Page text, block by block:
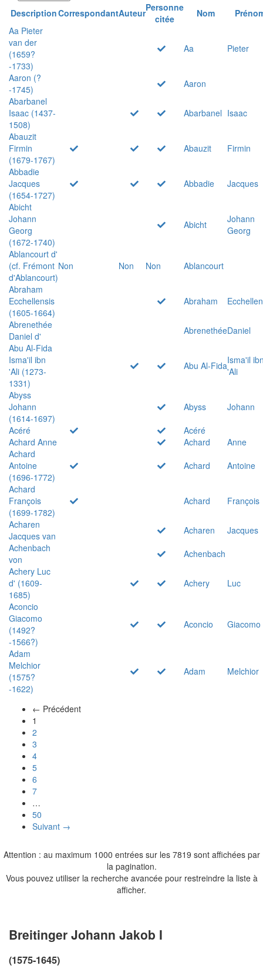
DescriptionCorrespondantAuteurPersonne
citée
Nom
Aa Pieter
van der
(1659?
-1733)
Aa Pieter
Aaron (?
-1745)
Aaron
Abarbanel
Isaac (1437-
1508)
Abarbanel Isaac
Abauzit
Firmin
(1679-1767)
Abauzit
Firmin
Abbadie
Jacques
(1654-1727)
Abbadie
Jacques
Abicht
Johann
Georg
(1672-1740)
Abicht
Johann
Georg
Ablancourt d'
(cf. Frémont
d'Ablancourt)
Non Non Non
Ablancourt
Abraham
Ecchellensis
(1605-1664)
Abraham
Abrenethée
Daniel d'
AbrenethéeDaniel
Abu Al-Fida
Isma'il ibn
'Ali (1273-
1331)
Abu Al-FidaIsma'il
'Ali
Abyss
Johann
(1614-1697)
Abyss
Johann
Acéré
Acéré
Achard Anne
Achard
Anne
Achard
Antoine
(1696-1772)
Achard
Antoine
Achard
François
(1699-1782)
Achard
François
Acharen
Jacques van
Acharen
Jacques
Achenbach
von
Achenbach
Achery Luc
d' (1609-
1685)
Achery
Luc
Aconcio
Giacomo
(1492?
-1566?)
Aconcio Giacomo
Adam
Melchior
(1575?
-1622)
Adam Melchior
← Précédent
1
2
3
4
5
6
7
…
50
Suivant →
Attention : au maximum 1000 entrées sur les 7819 sont affichées par
la pagination.
Vous pouvez utiliser la recherche avancée pour restreindre la liste à
afficher.
Breitinger Johann Jakob I
(1575-1645)